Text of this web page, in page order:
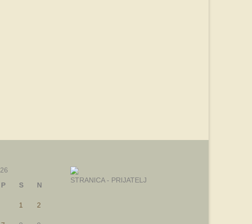
P S N
1 2
STRANICA - PRIJATELJ